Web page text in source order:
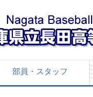
部員・スタッフ